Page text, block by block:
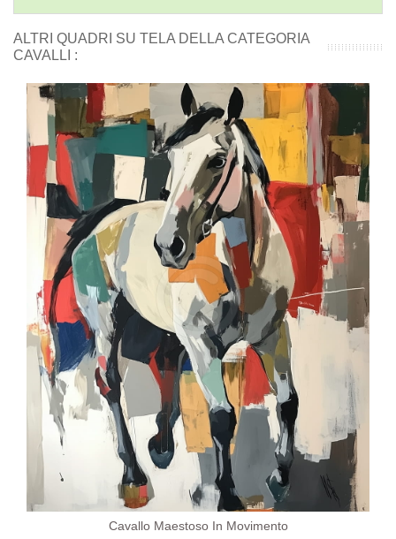
ALTRI QUADRI SU TELA DELLA CATEGORIA
CAVALLI :
Cavallo Maestoso In Movimento